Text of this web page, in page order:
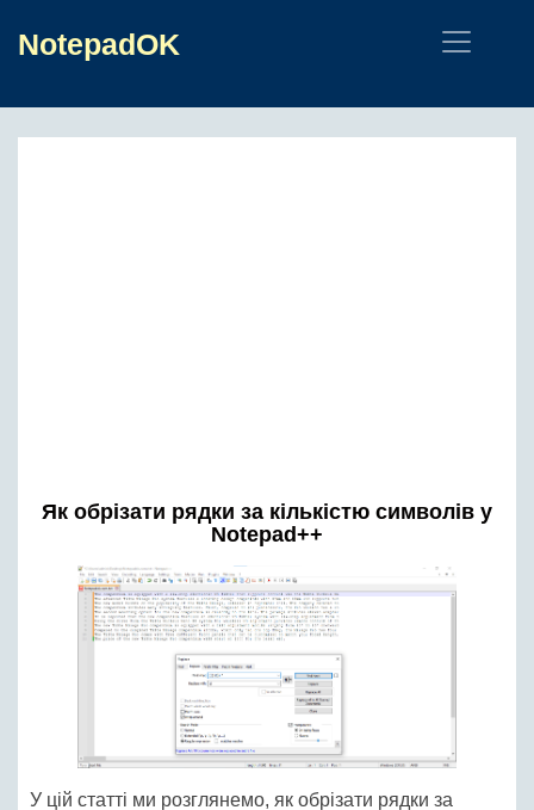
NotepadOK
Як обрізати рядки за кількістю символів у
Notepad++
У цій статті ми розглянемо, як обрізати рядки за